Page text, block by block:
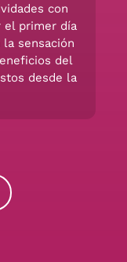
con
el primer día
sensación
del
desde la